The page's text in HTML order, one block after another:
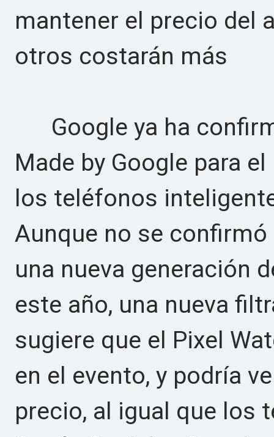
mantener el precio del
otros costarán más
Google ya ha
Made by Google para
los teléfonos
Aunque no se
una nueva generación
este año, una nueva
sugiere que el Pixel
en el evento, y podría
precio, al igual que los